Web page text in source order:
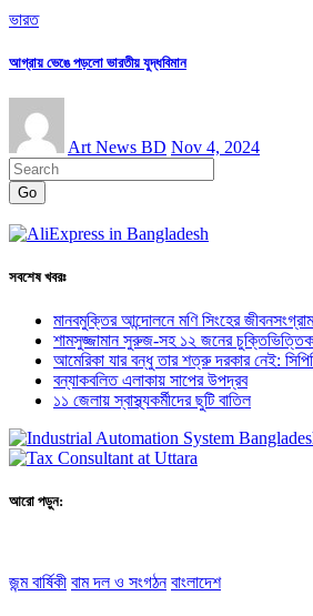
ভারত
আগ্রায় ভেঙে পড়লো ভারতীয় যুদ্ধবিমান
Art News BD Nov 4, 2024
Go
সবশেষ খবরঃ
মানবমুক্তির আন্দোলনে মণি সিংহের
শামসুজ্জামান সুরুজ-সহ ১২ জনের
আমেরিকা যার বন্ধু তার শত্রু দরকার নেই:
বন্যাকবলিত এলাকায় সাপের উপদ্রব
১১ জেলায় স্বাস্থ্যকর্মীদের ছুটি বাতিল
আরো পড়ুন:
জন্ম বার্ষিকী বাম দল ও সংগঠন বাংলাদেশ